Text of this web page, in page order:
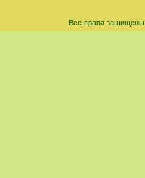
Все права